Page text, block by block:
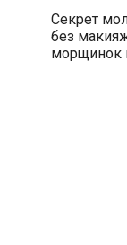
Секрет
без
морщинок